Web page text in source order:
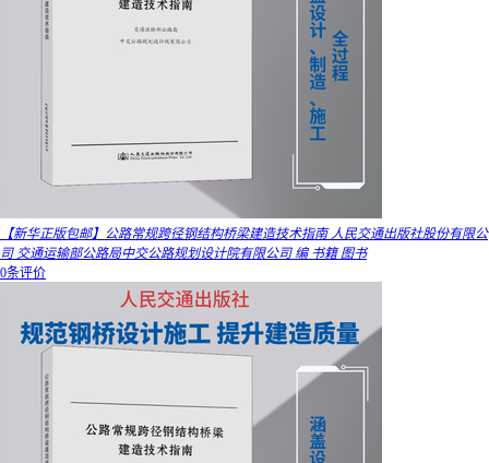
【新华正版包邮】公路常规跨径钢结构桥梁建造技术指南 人民交通出版社股份有限公
司 交通运输部公路局中交公路规划设计院有限公司 编 书籍 图书
0条评价